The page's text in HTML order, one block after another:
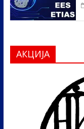
АКЦИЈА